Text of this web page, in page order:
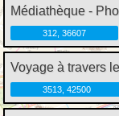
Médiathèque -
312, 36607
Voyage à travers
3513, 42500